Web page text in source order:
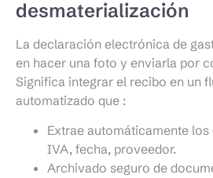
desmaterialización
La declaración electrónica de
en hacer una foto y enviarla por
Significa integrar el recibo en un
automatizado que :
Extrae automáticamente
IVA, fecha, proveedor.
Archivado seguro de